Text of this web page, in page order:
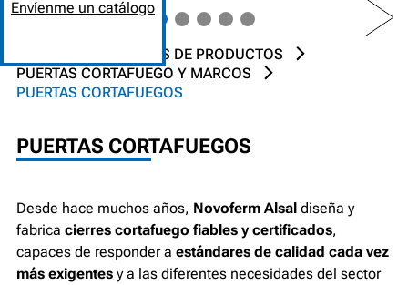
Envíenme un catálogo
PREV NEXT
SOLUCIONES DE PRODUCTOS
PUERTAS CORTAFUEGO Y MARCOS
PUERTAS CORTAFUEGOS
PUERTAS CORTAFUEGOS
Desde hace muchos años, Novoferm Alsal diseña y
fabrica cierres cortafuego fiables y certificados,
capaces de responder a estándares de calidad cada vez
más exigentes y a las diferentes necesidades del sector